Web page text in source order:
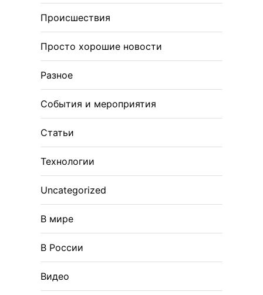
Происшествия
Просто хорошие новости
Разное
События и мероприятия
Статьи
Технологии
Uncategorized
В мире
В России
Видео